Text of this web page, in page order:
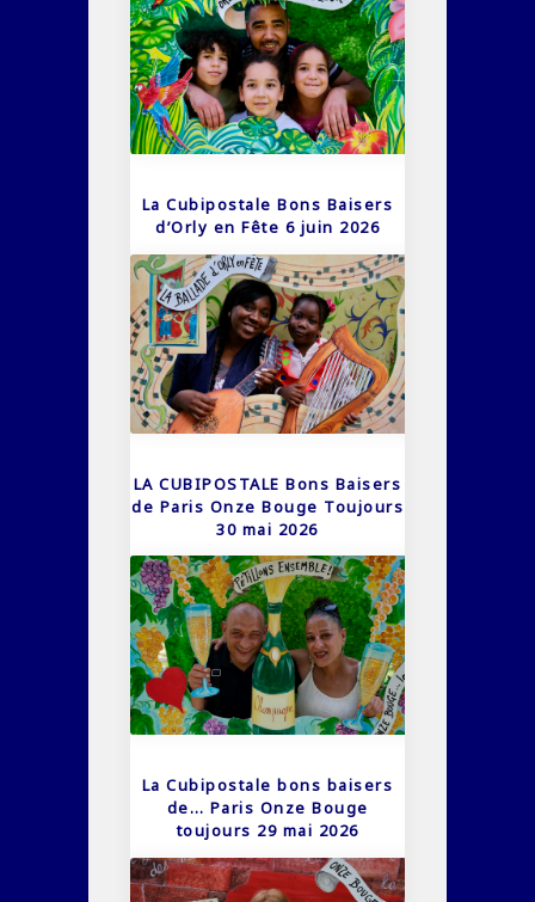
La Cubipostale Bons Baisers
d’Orly en Fête 6 juin 2026
LA CUBIPOSTALE Bons Baisers
de Paris Onze Bouge Toujours
30 mai 2026
La Cubipostale bons baisers
de… Paris Onze Bouge
toujours 29 mai 2026